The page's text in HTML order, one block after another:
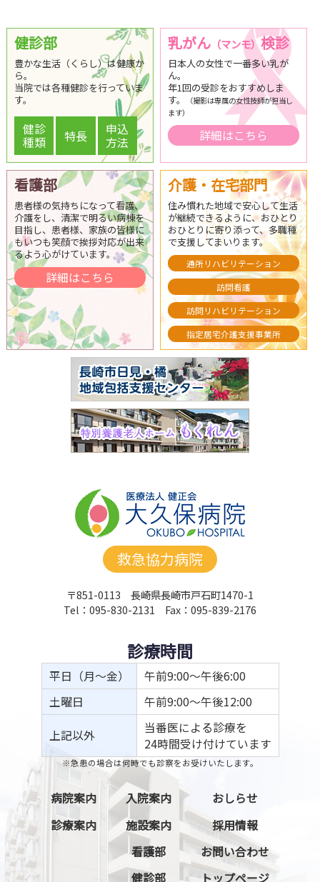
健診部
豊かな生活（くらし）は健康か
ら。
当院では各種健診を行っていま
す。
健診
種類 特長 申込
方法
乳がん（マンモ）検診
日本人の女性で一番多い乳が
ん。
年1回の受診をおすすめしま
す。
（撮影は専属の女性技師が担当し
ます）
詳細はこちら
看護部
患者様の気持ちになって看護、
介護をし、清潔で明るい病棟を
目指し、患者様、家族の皆様に
もいつも笑顔で挨拶対応が出来
るよう心がけています。
詳細はこちら
介護・在宅部門
住み慣れた地域で安心して生活
が継続できるように、おひとり
おひとりに寄り添って、多職種
で支援してまいります。
通所リハビリテーション
訪問看護
訪問リハビリテーション
指定居宅介護支援事業所
救急協力病院
〒851-0113 長崎県長崎市戸石町1470-1
Tel：095-830-2131 Fax：095-839-2176
診療時間
平日（月～金）
午前9:00～午後6:00
土曜日
午前9:00～午後12:00
上記以外
当番医による診療を
24時間受け付けています
※急患の場合は何時でも診察をお受けいたします。
病院案内
診療案内
入院案内
施設案内
看護部
健診部
おしらせ
採用情報
お問い合わせ
トップページ